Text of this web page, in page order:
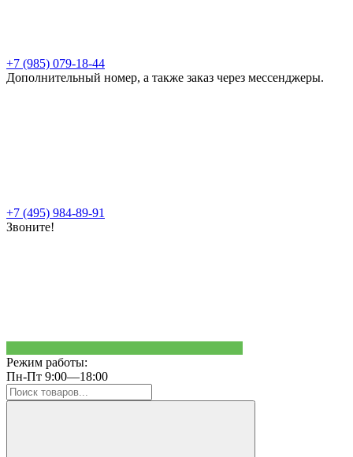
+7 (985) 079-18-44
Дополнительный номер, а также заказ через мессенджеры.
+7 (495) 984-89-91
Звоните!
Режим работы:
Пн-Пт 9:00—18:00